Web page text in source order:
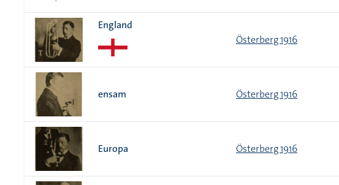
England
Österberg 1916
ensam Österberg 1916
Europa Österberg 1916